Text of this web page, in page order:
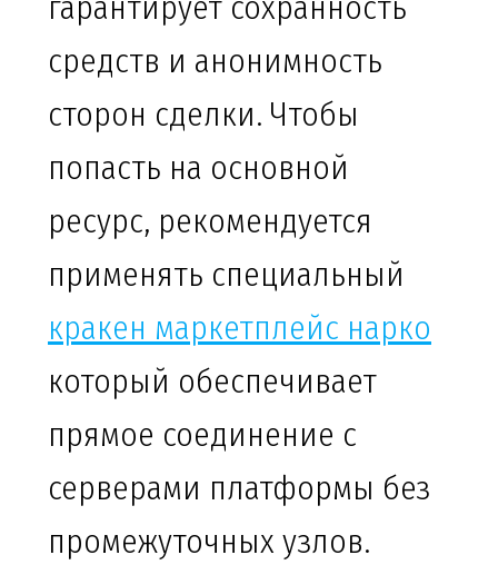
средств и анонимность
сторон сделки. Чтобы
попасть на основной
ресурс, рекомендуется
применять специальный
кракен маркетплейс нарко
который обеспечивает
прямое соединение с
серверами платформы без
промежуточных узлов.